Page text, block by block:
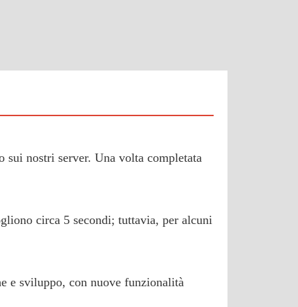
nostri server. Una volta completata
circa 5 secondi; tuttavia, per alcuni
e sviluppo, con nuove funzionalità